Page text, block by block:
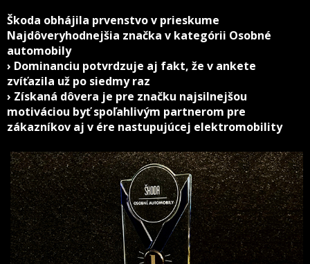
Škoda obhájila prvenstvo v prieskume
Najdôveryhodnejšia značka v kategórii Osobné
automobily
› Dominanciu potvrdzuje aj fakt, že v ankete
zvíťazila už po siedmy raz
› Získaná dôvera je pre značku najsilnejšou
motiváciou byť spoľahlivým partnerom pre
zákazníkov aj v ére nastupujúcej elektromobility